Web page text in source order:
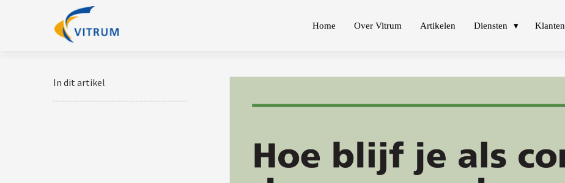
Home Over Vitrum Artikelen Diensten Klanten
In dit artikel